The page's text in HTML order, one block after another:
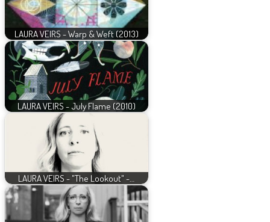
LAURA VEIRS - Warp & Weft (2013)
LAURA VEIRS - July Flame (2010)
LAURA VEIRS - "The Lookout" -…